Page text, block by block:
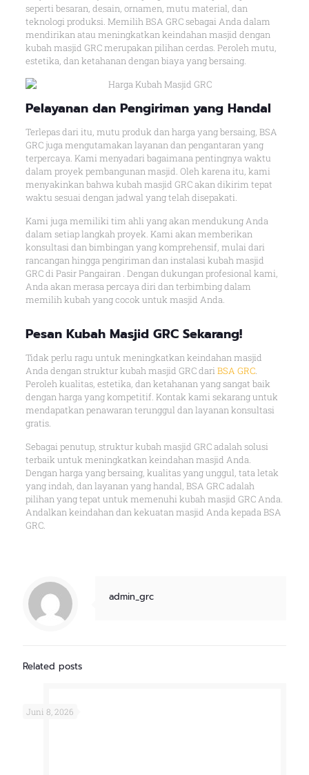
seperti besaran, desain, ornamen, mutu material, dan
teknologi produksi. Memilih BSA GRC sebagai Anda dalam
mendirikan atau meningkatkan keindahan masjid dengan
kubah masjid GRC merupakan pilihan cerdas. Peroleh mutu,
estetika, dan ketahanan dengan biaya yang bersaing.
Pelayanan dan Pengiriman yang Handal
Terlepas dari itu, mutu produk dan harga yang bersaing, BSA
GRC juga mengutamakan layanan dan pengantaran yang
terpercaya. Kami menyadari bagaimana pentingnya waktu
dalam proyek pembangunan masjid. Oleh karena itu, kami
menyakinkan bahwa kubah masjid GRC akan dikirim tepat
waktu sesuai dengan jadwal yang telah disepakati.
Kami juga memiliki tim ahli yang akan mendukung Anda
dalam setiap langkah proyek. Kami akan memberikan
konsultasi dan bimbingan yang komprehensif, mulai dari
rancangan hingga pengiriman dan instalasi kubah masjid
GRC di Pasir Pangairan . Dengan dukungan profesional kami,
Anda akan merasa percaya diri dan terbimbing dalam
memilih kubah yang cocok untuk masjid Anda.
Pesan Kubah Masjid GRC Sekarang!
Tidak perlu ragu untuk meningkatkan keindahan masjid
Anda dengan struktur kubah masjid GRC dari BSA GRC.
Peroleh kualitas, estetika, dan ketahanan yang sangat baik
dengan harga yang kompetitif. Kontak kami sekarang untuk
mendapatkan penawaran terunggul dan layanan konsultasi
gratis.
Sebagai penutup, struktur kubah masjid GRC adalah solusi
terbaik untuk meningkatkan keindahan masjid Anda.
Dengan harga yang bersaing, kualitas yang unggul, tata letak
yang indah, dan layanan yang handal, BSA GRC adalah
pilihan yang tepat untuk memenuhi kubah masjid GRC Anda.
Andalkan keindahan dan kekuatan masjid Anda kepada BSA
GRC.
admin_grc
Related posts
Juni 8, 2026